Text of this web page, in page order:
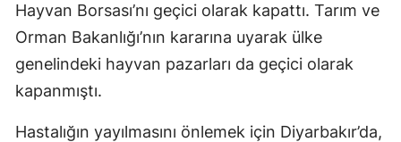
Hayvan Borsası’nı geçici olarak kapattı. Tarım ve
Orman Bakanlığı’nın kararına uyarak ülke
genelindeki hayvan pazarları da geçici olarak
kapanmıştı.
Hastalığın yayılmasını önlemek için Diyarbakır’da,